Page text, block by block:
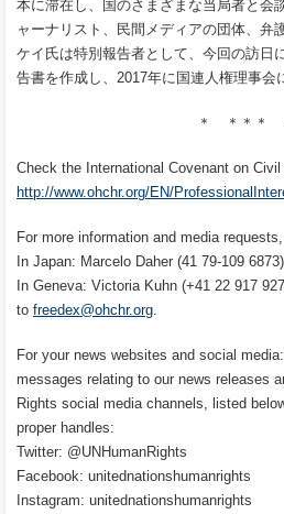
本に滞在し、国のさまざまな当局者と会
ャーナリスト、民間メディアの団体、弁
ケイ氏は特別報告者として、今回の訪日
告書を作成し、2017年に国連人権理事会
＊ ＊＊＊
Check the International Covenant on
http://www.ohchr.org/EN/
For more information and media
In Japan: Marcelo Daher (41 79-109 6873)
In Geneva: Victoria Kuhn (+41 22 917
to freedex@ohchr.org.
For your news websites and social
messages relating to our news releases
Rights social media channels, listed
proper handles:
Twitter: @UNHumanRights
Facebook: unitednationshumanrights
Instagram: unitednationshumanrights